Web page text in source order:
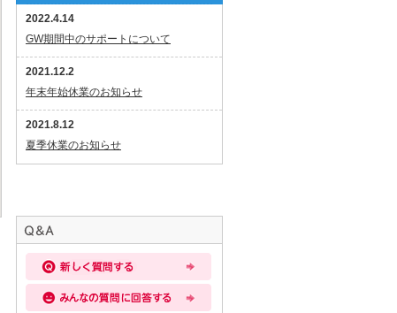
2022.4.14
GW期間中のサポートについて
2021.12.2
年末年始休業のお知らせ
2021.8.12
夏季休業のお知らせ